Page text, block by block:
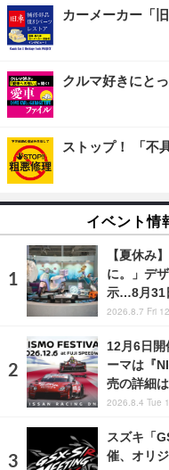
カーメーカー「
クルマ好きにと
ストップ！ 「不
イベント情
【夏休み
に。」デ
示…8月31
2026.8.7 Fri
12月6日
ーマは『
売の詳細
2026.8.4 Tue
スズキ「
催、オリ